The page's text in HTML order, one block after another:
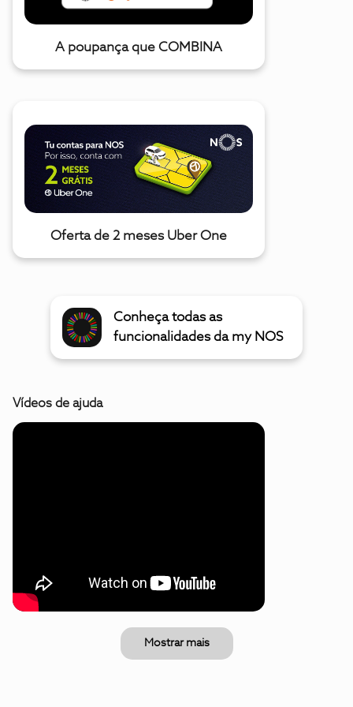
A poupança que COMBINA
Oferta de 2 meses Uber One
Conheça todas as
funcionalidades da my NOS
Vídeos de ajuda
Mostrar mais